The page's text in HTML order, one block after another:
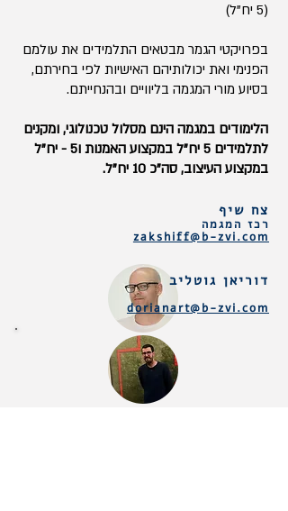
(5 יח"ל)
בפרויקטי הגמר מבטאים התלמידים את עולמם
הפנימי ואת יכולותיהם האישיות לפי בחירתם,
בסיוע מורי המגמה בליוויים ובהנחייתם.
הלימודים במגמה הינם מסלול טכנולוגי, ומקנים
לתלמידים 5 יח"ל במקצוע האמנות ו5 - יח”ל
במקצוע העיצוב, סה”כ 10 יח”ל.
צח שיף
רכז המגמה
zakshiff@b-zvi.com
דוריאן גוטליב
dorianart@b-zvi.com